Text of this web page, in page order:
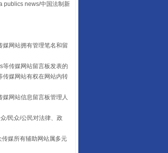
publics news/中国法制新
网站拥有管理笔名和留
传媒网站留言板发表的
媒网站有权在网站内转
网站信息留言板管理人
/民众/公民对法律、政
媒所有辅助网站属多元